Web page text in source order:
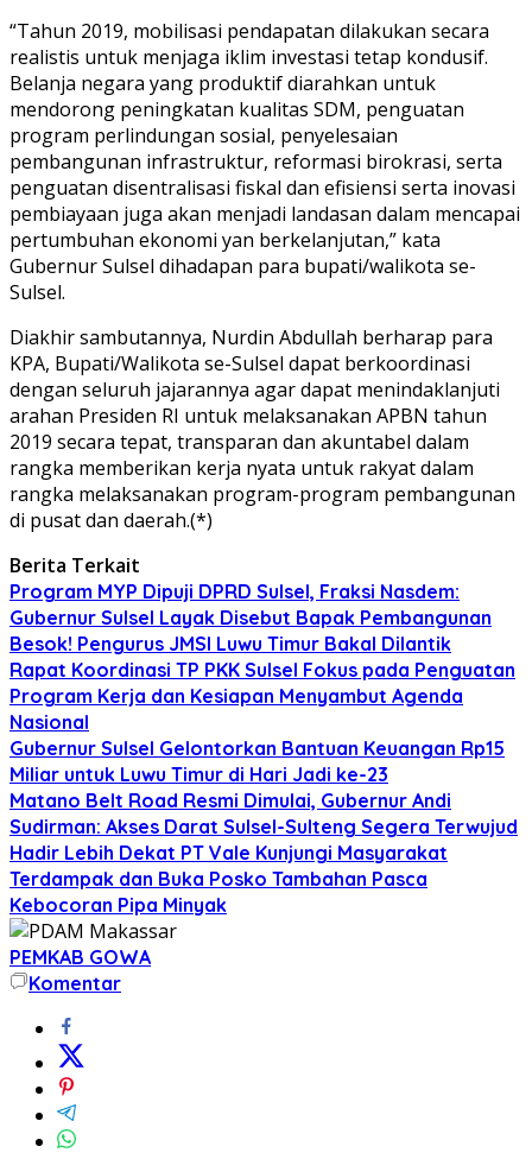
“Tahun 2019, mobilisasi pendapatan dilakukan secara
realistis untuk menjaga iklim investasi tetap kondusif.
Belanja negara yang produktif diarahkan untuk
mendorong peningkatan kualitas SDM, penguatan
program perlindungan sosial, penyelesaian
pembangunan infrastruktur, reformasi birokrasi, serta
penguatan disentralisasi fiskal dan efisiensi serta inovasi
pembiayaan juga akan menjadi landasan dalam mencapai
pertumbuhan ekonomi yan berkelanjutan,” kata
Gubernur Sulsel dihadapan para bupati/walikota se-
Sulsel.
Diakhir sambutannya, Nurdin Abdullah berharap para
KPA, Bupati/Walikota se-Sulsel dapat berkoordinasi
dengan seluruh jajarannya agar dapat menindaklanjuti
arahan Presiden RI untuk melaksanakan APBN tahun
2019 secara tepat, transparan dan akuntabel dalam
rangka memberikan kerja nyata untuk rakyat dalam
rangka melaksanakan program-program pembangunan
di pusat dan daerah.(*)
Berita Terkait
Program MYP Dipuji DPRD Sulsel, Fraksi Nasdem:
Gubernur Sulsel Layak Disebut Bapak Pembangunan
Besok! Pengurus JMSI Luwu Timur Bakal Dilantik
Rapat Koordinasi TP PKK Sulsel Fokus pada Penguatan
Program Kerja dan Kesiapan Menyambut Agenda
Nasional
Gubernur Sulsel Gelontorkan Bantuan Keuangan Rp15
Miliar untuk Luwu Timur di Hari Jadi ke-23
Matano Belt Road Resmi Dimulai, Gubernur Andi
Sudirman: Akses Darat Sulsel-Sulteng Segera Terwujud
Hadir Lebih Dekat PT Vale Kunjungi Masyarakat
Terdampak dan Buka Posko Tambahan Pasca
Kebocoran Pipa Minyak
PEMKAB GOWA
Komentar